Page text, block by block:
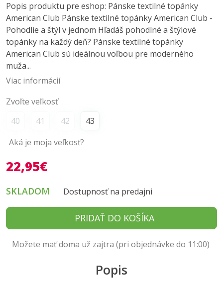
Popis produktu pre eshop: Pánske textilné topánky
American Club Pánske textilné topánky American Club -
Pohodlie a štýl v jednom Hľadáš pohodlné a štýlové
topánky na každý deň? Pánske textilné topánky
American Club sú ideálnou voľbou pre moderného
muža...
Viac informácií
Zvoľte veľkosť
40
41 42
43
Aká je moja veľkosť?
22,95€
SKLADOM Dostupnosť na predajni
PRIDAŤ DO KOŠÍKA
Možete mať doma už zajtra (pri objednávke do 11:00)
Popis